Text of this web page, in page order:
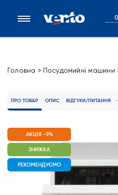
Головна > Посудомийні машини
ПРО ТОВАР ОПИС ВІДГУКИ/ПИТАННЯ
АКЦІЯ -9%
ЗНИЖКА
РЕКОМЕНДУЄМО